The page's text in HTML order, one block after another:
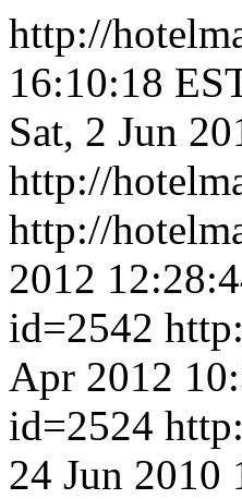
http://
16:10:18
Sat, 2 Jun
http://
http://
2012
id=2542
Apr 2012
id=2524
24 Jun 2010